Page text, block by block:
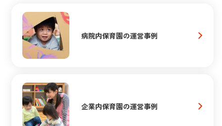
病院内保育園の運営事例
企業内保育園の運営事例